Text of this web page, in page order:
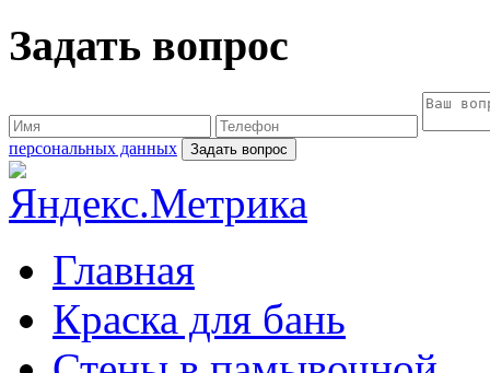
Задать вопрос
персональных данных
Главная
Краска для бань